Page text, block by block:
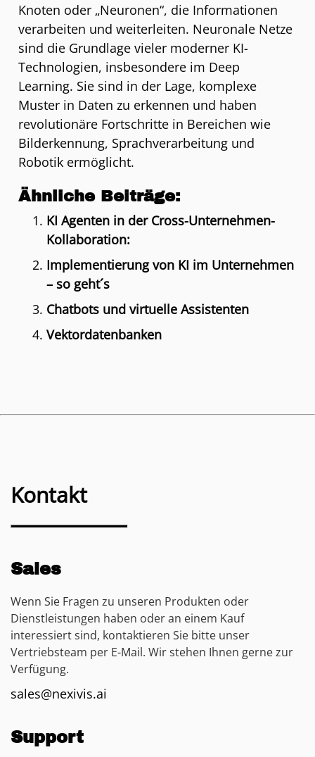
Knoten oder „Neuronen“, die Informationen
verarbeiten und weiterleiten. Neuronale Netze
sind die Grundlage vieler moderner KI-
Technologien, insbesondere im Deep
Learning. Sie sind in der Lage, komplexe
Muster in Daten zu erkennen und haben
revolutionäre Fortschritte in Bereichen wie
Bilderkennung, Sprachverarbeitung und
Robotik ermöglicht.
Ähnliche Beiträge:
KI Agenten in der Cross-Unternehmen-
Kollaboration:
Implementierung von KI im Unternehmen
– so geht´s
Chatbots und virtuelle Assistenten
Vektordatenbanken
Kontakt
Sales
Wenn Sie Fragen zu unseren Produkten oder
Dienstleistungen haben oder an einem Kauf
interessiert sind, kontaktieren Sie bitte unser
Vertriebsteam per E-Mail. Wir stehen Ihnen gerne zur
Verfügung.
sales@nexivis.ai
Support